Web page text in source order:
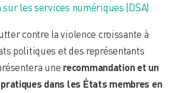
les services numériques (DSA).
contre la violence croissante à
politiques et des représentants
une recommandation et un
dans les États membres en